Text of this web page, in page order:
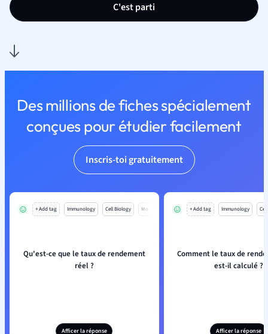
C'est parti
Des millions de fiches spécialement
conçues pour étudier facilement
Inscris-toi gratuitement
+ Add tag Immunology Cell Biology Mo
Qu'est-ce que le taux de rendement
réel ?
Afficer la réponse
+ Add tag Immunology
Comment le taux de
est-il calculé ?
Afficer la réponse